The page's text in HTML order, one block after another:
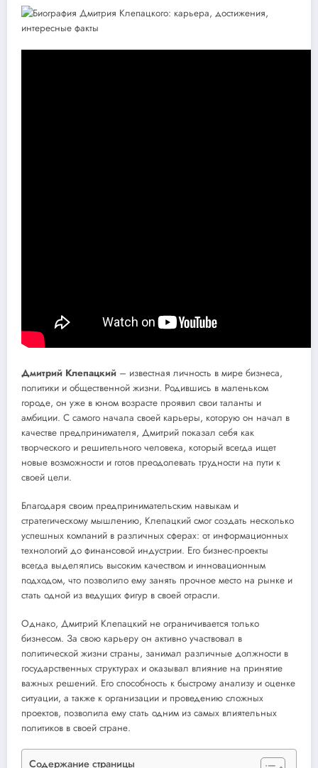
Дмитрий Клепацкий – известная личность в мире бизнеса,
политики и общественной жизни. Родившись в маленьком
городе, он уже в юном возрасте проявил свои таланты и
амбиции. С самого начала своей карьеры, которую он начал в
качестве предпринимателя, Дмитрий показал себя как
творческого и решительного человека, который всегда ищет
новые возможности и готов преодолевать трудности на пути к
своей цели.
Благодаря своим предпринимательским навыкам и
стратегическому мышлению, Клепацкий смог создать несколько
успешных компаний в различных сферах: от информационных
технологий до финансовой индустрии. Его бизнес-проекты
всегда выделялись высоким качеством и инновационным
подходом, что позволило ему занять прочное место на рынке и
стать одной из ведущих фигур в своей отрасли.
Однако, Дмитрий Клепацкий не ограничивается только
бизнесом. За свою карьеру он активно участвовал в
политической жизни страны, занимал различные должности в
государственных структурах и оказывал влияние на принятие
важных решений. Его способность к быстрому анализу и оценке
ситуации, а также к организации и проведению сложных
проектов, позволила ему стать одним из самых влиятельных
политиков в своей стране.
Содержание страницы